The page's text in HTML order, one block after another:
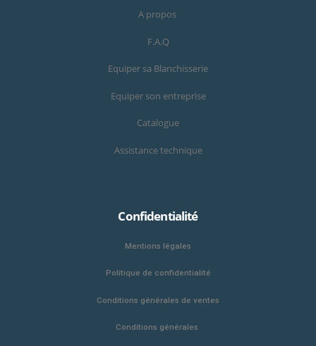
A propos
F.A.Q
Equiper sa Blanchisserie
Equiper son entreprise
Catalogue
Assistance technique
Confidentialité
Mentions légales
Politique de confidentialité
Conditions générales de ventes
Conditions générales